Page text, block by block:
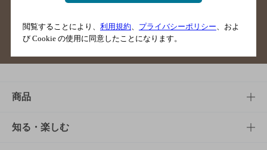
サイトマップ ご意見・ご感想
商品
商品TOP
知る・楽しむ
閲覧することにより、 利用規約、 プライバシーポリシー、およ
び Cookie の使用に同意したことになります。